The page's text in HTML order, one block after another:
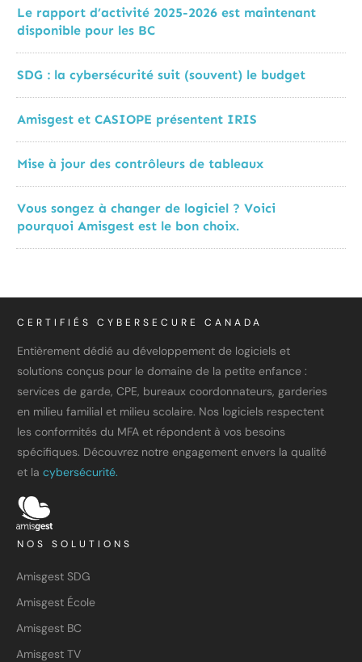
Le rapport d’activité 2025-2026 est maintenant
disponible pour les BC
SDG : la cybersécurité suit (souvent) le budget
Amisgest et CASIOPE présentent IRIS
Mise à jour des contrôleurs de tableaux
Vous songez à changer de logiciel ? Voici
pourquoi Amisgest est le bon choix.
CERTIFIÉS CYBERSECURE CANADA
Entièrement dédié au développement de logiciels et
solutions conçus pour le domaine de la petite enfance :
services de garde, CPE, bureaux coordonnateurs, garderies
en milieu familial et milieu scolaire. Nos logiciels respectent
les conformités du MFA et répondent à vos besoins
spécifiques. Découvrez notre engagement envers la qualité
et la cybersécurité.
NOS SOLUTIONS
Amisgest SDG
Amisgest École
Amisgest BC
Amisgest TV